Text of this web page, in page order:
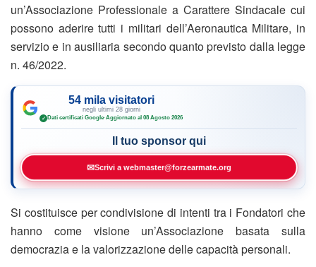
un’Associazione Professionale a Carattere Sindacale cui
possono aderire tutti i militari dell’Aeronautica Militare, in
servizio e in ausiliaria secondo quanto previsto dalla legge
n. 46/2022.
54 mila visitatori
negli ultimi 28 giorni
✓ Dati certificati Google·Aggiornato al 08 Agosto 2026
Il tuo sponsor qui
✉Scrivi a webmaster@forzearmate.org
Si costituisce per condivisione di intenti tra i Fondatori che
hanno come visione un’Associazione basata sulla
democrazia e la valorizzazione delle capacità personali.